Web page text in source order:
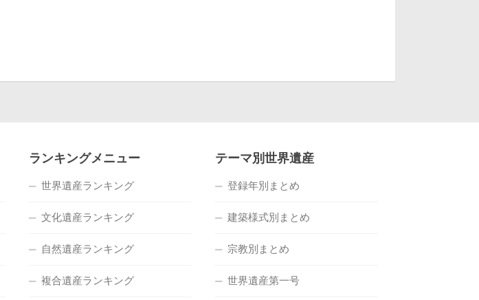
ランキングメニュー
世界遺産ランキング
文化遺産ランキング
自然遺産ランキング
複合遺産ランキング
テーマ別世界遺産
登録年別まとめ
建築様式別まとめ
宗教別まとめ
世界遺産第一号